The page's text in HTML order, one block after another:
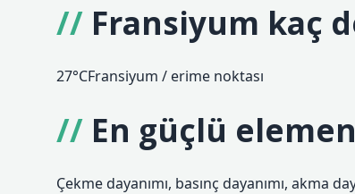
Fransiyum kaç
27°CFransiyum / erime noktası
En güçlü
Çekme dayanımı, basınç dayanımı, akma